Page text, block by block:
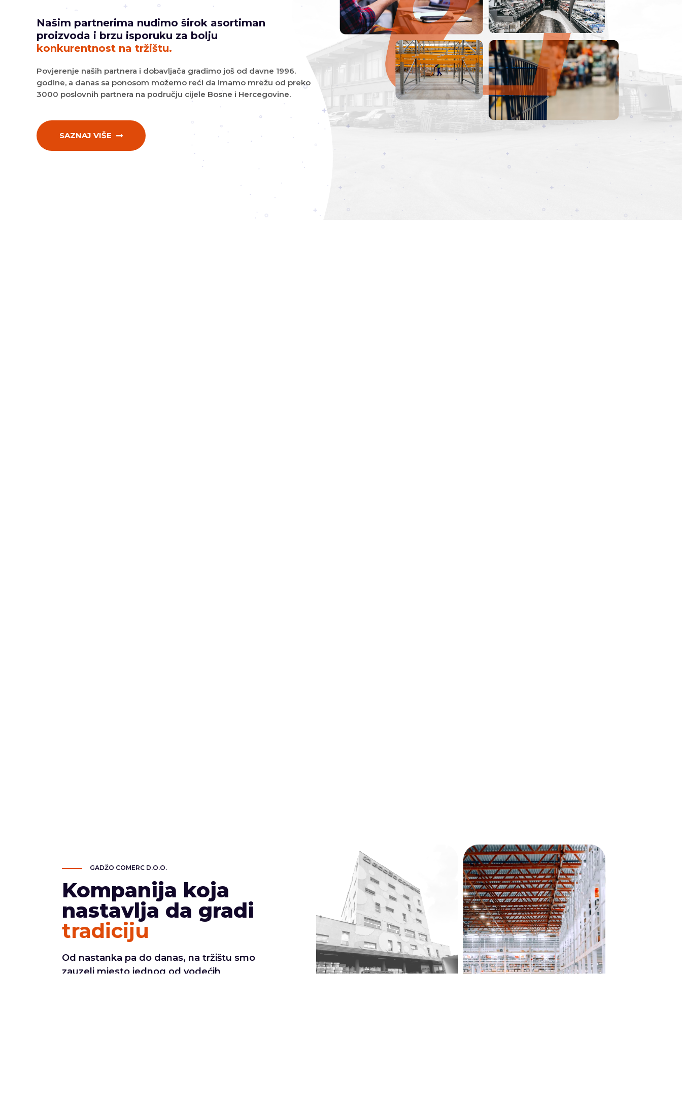
Našim partnerima nudimo širok asortiman
proizvoda i brzu isporuku za bolju
konkurentnost na tržištu.
Povjerenje naših partnera i dobavljača gradimo još od davne 1996.
godine, a danas sa ponosom možemo reći da imamo mrežu od preko
3000 poslovnih partnera na području cijele Bosne i Hercegovine.
SAZNAJ VIŠE
GADŽO COMERC D.O.O.
Kompanija koja
nastavlja da gradi
tradiciju
Od nastanka pa do danas, na tržištu smo
zauzeli mjesto jednog od vodećih